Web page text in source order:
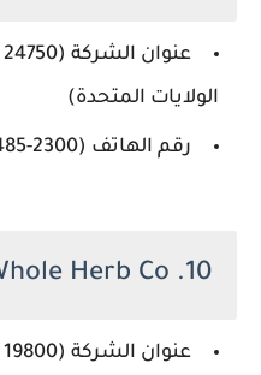
الولايات المتحدة)
رقم الهاتف (‏‪+1 573-485-2300‬‏)
10. Whole Herb Co